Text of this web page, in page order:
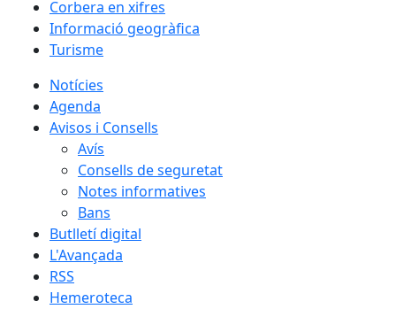
Corbera en xifres
Informació geogràfica
Turisme
Notícies
Agenda
Avisos i Consells
Avís
Consells de seguretat
Notes informatives
Bans
Butlletí digital
L'Avançada
RSS
Hemeroteca